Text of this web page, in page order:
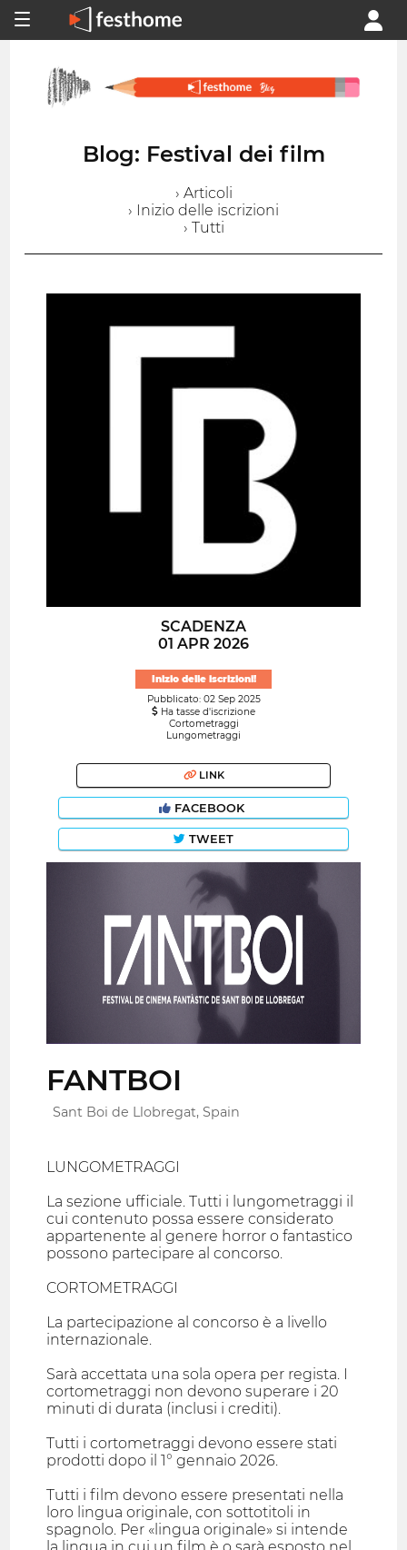
Blog: Festival dei film
› Articoli
› Inizio delle iscrizioni
› Tutti
SCADENZA
01 APR 2026
Inizio delle iscrizioni!
Pubblicato: 02 Sep 2025
Ha tasse d'iscrizione
Cortometraggi
Lungometraggi
LINK
FACEBOOK
TWEET
FANTBOI
Sant Boi de Llobregat, Spain
LUNGOMETRAGGI
La sezione ufficiale. Tutti i lungometraggi il
cui contenuto possa essere considerato
appartenente al genere horror o fantastico
possono partecipare al concorso.
CORTOMETRAGGI
La partecipazione al concorso è a livello
internazionale.
Sarà accettata una sola opera per regista. I
cortometraggi non devono superare i 20
minuti di durata (inclusi i crediti).
Tutti i cortometraggi devono essere stati
prodotti dopo il 1° gennaio 2026.
Tutti i film devono essere presentati nella
loro lingua originale, con sottotitoli in
spagnolo. Per «lingua originale» si intende